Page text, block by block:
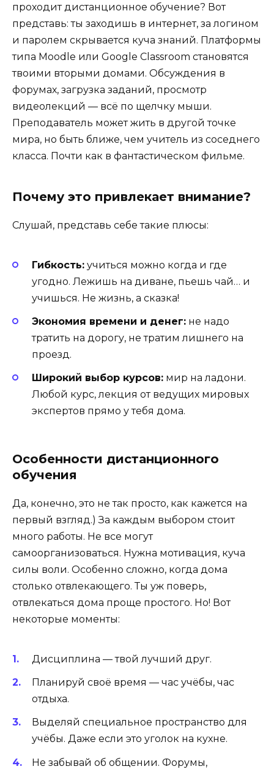
проходит дистанционное обучение? Вот
представь: ты заходишь в интернет, за логином
и паролем скрывается куча знаний. Платформы
типа Moodle или Google Classroom становятся
твоими вторыми домами. Обсуждения в
форумах, загрузка заданий, просмотр
видеолекций — всё по щелчку мыши.
Преподаватель может жить в другой точке
мира, но быть ближе, чем учитель из соседнего
класса. Почти как в фантастическом фильме.
Почему это привлекает внимание?
Слушай, представь себе такие плюсы:
Гибкость: учиться можно когда и где
угодно. Лежишь на диване, пьешь чай… и
учишься. Не жизнь, а сказка!
Экономия времени и денег: не надо
тратить на дорогу, не тратим лишнего на
проезд.
Широкий выбор курсов: мир на ладони.
Любой курс, лекция от ведущих мировых
экспертов прямо у тебя дома.
Особенности дистанционного
обучения
Да, конечно, это не так просто, как кажется на
первый взгляд.) За каждым выбором стоит
много работы. Не все могут
самоорганизоваться. Нужна мотивация, куча
силы воли. Особенно сложно, когда дома
столько отвлекающего. Ты уж поверь,
отвлекаться дома проще простого. Но! Вот
некоторые моменты:
Дисциплина — твой лучший друг.
Планируй своё время — час учёбы, час
отдыха.
Выделяй специальное пространство для
учёбы. Даже если это уголок на кухне.
Не забывай об общении. Форумы,